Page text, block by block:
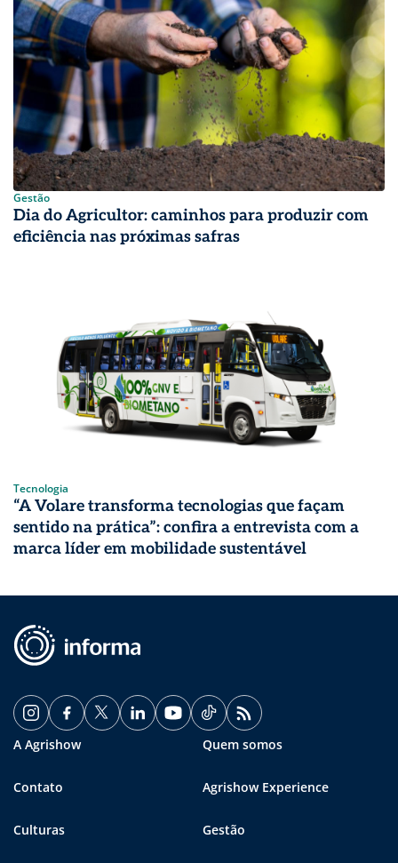
Gestão
Dia do Agricultor: caminhos para produzir com
eficiência nas próximas safras
Tecnologia
“A Volare transforma tecnologias que façam
sentido na prática”: confira a entrevista com a
marca líder em mobilidade sustentável
A Agrishow Quem somos
Contato Agrishow Experience
Culturas Gestão